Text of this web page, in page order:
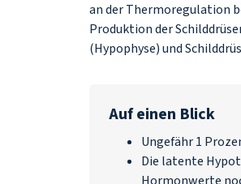
an der Thermoregulation
Produktion der
(Hypophyse) und
Auf einen Blick
Ungefähr 1
Die latente